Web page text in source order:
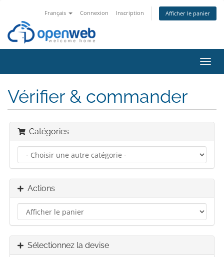
Français Connexion Inscription Afficher le panier
la
Vérifier & commander
Catégories
Actions
Sélectionnez la devise